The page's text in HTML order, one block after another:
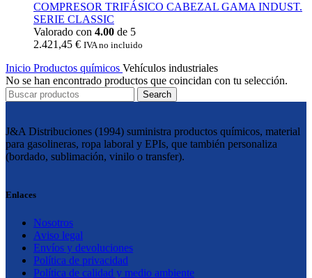
COMPRESOR TRIFÁSICO CABEZAL GAMA INDUST.
SERIE CLASSIC
Valorado con 4.00 de 5
2.421,45 € IVA no incluido
Inicio Productos químicos Vehículos industriales
No se han encontrado productos que coincidan con tu selección.
Search
J&A Distribuciones (1994) suministra productos químicos, material
para gasolineras, ropa laboral y EPIs, que también personaliza
(bordado, sublimación, vinilo o transfer).
Enlaces
Nosotros
Aviso legal
Envíos y devoluciones
Política de privacidad
Política de calidad y medio ambiente